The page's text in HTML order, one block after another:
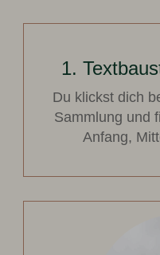
1.
Du klickst dich
Sammlung und
Anfang,